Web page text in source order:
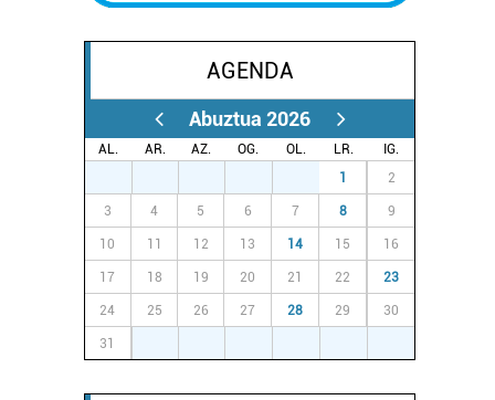
AGENDA
Abuztua 2026
AL. AR. AZ. OG. OL. LR.
IG.
1 2
3 4 5 6 7 8 9
10 11 12 13 14 15 16
17 18 19 20 21 22 23
24 25 26 27 28 29 30
31